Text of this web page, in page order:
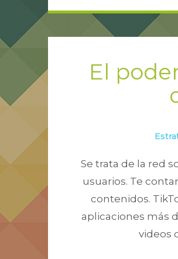
El
Se trata de la red
usuarios. Te
contenidos.
aplicaciones más
videos